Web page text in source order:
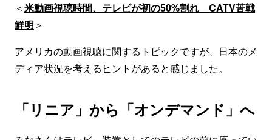
＜米動画視聴時間、テレビが初の50%割れ CATV苦戦
鮮明 ＞
アメリカの動画視聴に関するトピックですが、日本のメ
ディア状況を考えるヒントがあると感じました。
「リニア」から「オンデマンド」へ